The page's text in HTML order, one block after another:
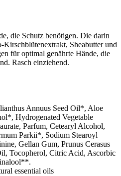
die Schutz benötigen. Die darin
Sheabutter und
für optimal genährte Hände, die
Rasch einziehend.
Annuus Seed Oil*, Aloe
Hydrogenated Vegetable
Parfum, Cetearyl Alcohol,
Parkii*, Sodium Stearoyl
Gellan Gum, Prunus Cerasus
Tocopherol, Citric Acid, Ascorbic
essential oils